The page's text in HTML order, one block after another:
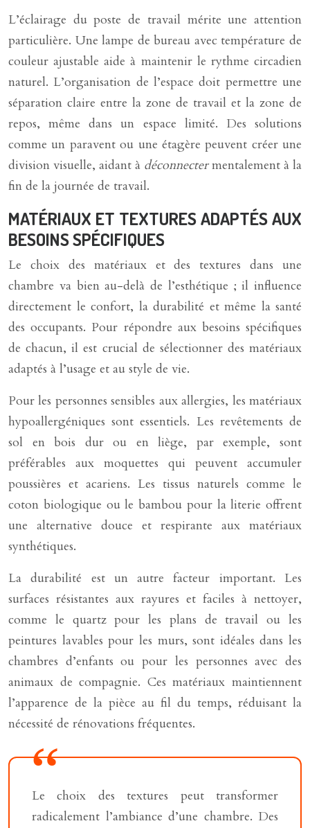
L’éclairage du poste de travail mérite une attention
particulière. Une lampe de bureau avec température de
couleur ajustable aide à maintenir le rythme circadien
naturel. L’organisation de l’espace doit permettre une
séparation claire entre la zone de travail et la zone de
repos, même dans un espace limité. Des solutions
comme un paravent ou une étagère peuvent créer une
division visuelle, aidant à déconnectermentalement à la
fin de la journée de travail.
MATÉRIAUX ET TEXTURES ADAPTÉS AUX
BESOINS SPÉCIFIQUES
Le choix des matériaux et des textures dans une
chambre va bien au-delà de l’esthétique ; il influence
directement le confort, la durabilité et même la santé
des occupants. Pour répondre aux besoins spécifiques
de chacun, il est crucial de sélectionner des matériaux
adaptés à l’usage et au style de vie.
Pour les personnes sensibles aux allergies, les matériaux
hypoallergéniques sont essentiels. Les revêtements de
sol en bois dur ou en liège, par exemple, sont
préférables aux moquettes qui peuvent accumuler
poussières et acariens. Les tissus naturels comme le
coton biologique ou le bambou pour la literie offrent
une alternative douce et respirante aux matériaux
synthétiques.
La durabilité est un autre facteur important. Les
surfaces résistantes aux rayures et faciles à nettoyer,
comme le quartz pour les plans de travail ou les
peintures lavables pour les murs, sont idéales dans les
chambres d’enfants ou pour les personnes avec des
animaux de compagnie. Ces matériaux maintiennent
l’apparence de la pièce au fil du temps, réduisant la
nécessité de rénovations fréquentes.
Le choix des textures peut transformer
radicalement l’ambiance d’une chambre. Des